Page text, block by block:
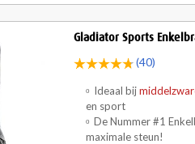
Gladiator Sports
(40)
Ideaal bij
en sport
De Nummer #1
maximale steun!